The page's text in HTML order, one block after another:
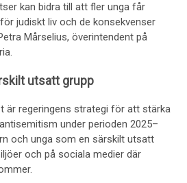
kan bidra till att fler unga får
judiskt liv och de konsekvenser
Mårselius, överintendent på
utsatt grupp
är regeringens strategi för att stärka
under perioden 2025–
och unga som en särskilt utsatt
och på sociala medier där